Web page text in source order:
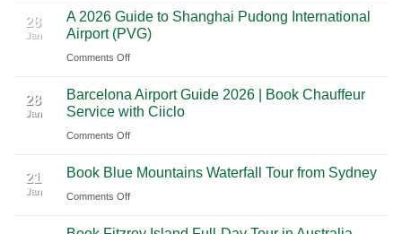
Across
Southern
Mexico
Luxury
Travel
Journey
Playa
del
Carmen
Tulum
2026
Guide
to
International
Airport
(BNA)
28
Jan
A 2026 Guide to Shanghai Pudong International
Airport (PVG)
Comments Offon
2026
Guide
to
Pudong
International
28
Jan
Barcelona Airport Guide 2026 | Book Chauffeur
Service with Ciiclo
Comments Offon
Airport
Guide
21
Jan
Book Blue Mountains Waterfall Tour from Sydney
Comments Offon